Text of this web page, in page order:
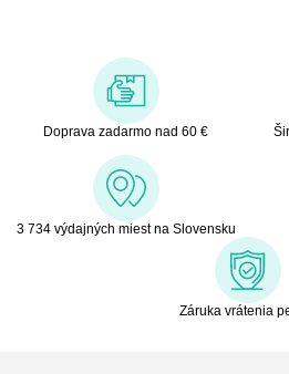
Doprava zadarmo nad 60 €
3 734 výdajných miest na Slovensku
Záruka vrátenia